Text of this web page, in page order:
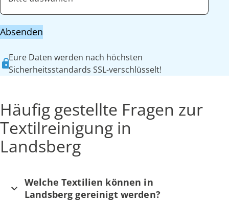
Absenden
Eure Daten werden nach höchsten
Sicherheitsstandards SSL-verschlüsselt!
Häufig gestellte Fragen zur
Textilreinigung in
Landsberg
Welche Textilien können in
Landsberg gereinigt werden?